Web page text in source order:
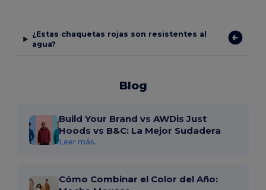
¿Estas chaquetas rojas son resistentes al
agua?
Blog
Build Your Brand vs AWDis Just
Hoods vs B&C: La Mejor Sudadera
Leer más...
Cómo Combinar el Color del Año: